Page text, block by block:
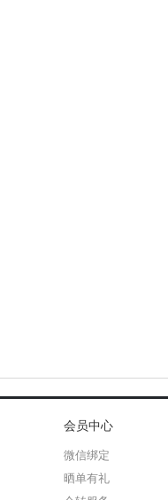
会员中心
微信绑定
晒单有礼